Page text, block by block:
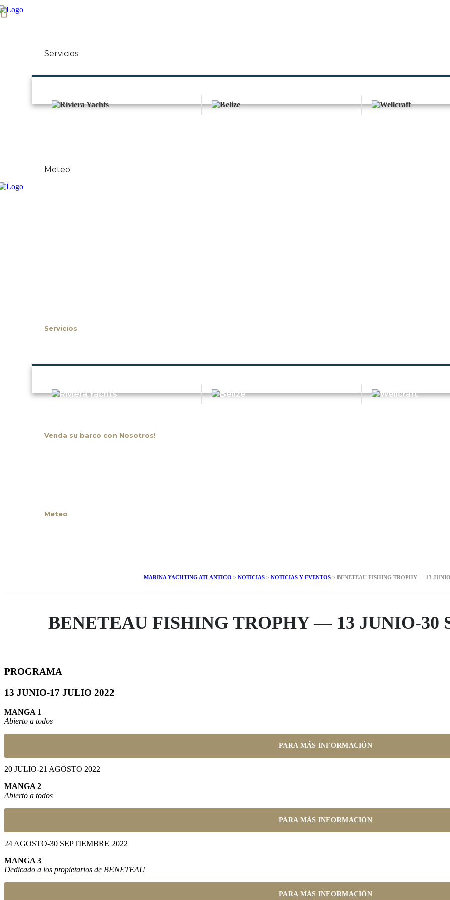
Servicios
Meteo
Servicios
Venda su barco con Nosotros!
Meteo
MARINA YACHTING ATLANTICO > NOTICIAS > NOTICIAS Y EVENTOS > BENETEAU FISHING TROPHY — 13
BENETEAU FISHING TROPHY — 13 JUNIO-30
PROGRAMA
13 JUNIO-17 JULIO 2022
MANGA 1
Abierto a todos
PARA MÁS INFORMACIÓN
20 JULIO-21 AGOSTO 2022
MANGA 2
Abierto a todos
PARA MÁS INFORMACIÓN
24 AGOSTO-30 SEPTIEMBRE 2022
MANGA 3
Dedicado a los propietarios de BENETEAU
PARA MÁS INFORMACIÓN